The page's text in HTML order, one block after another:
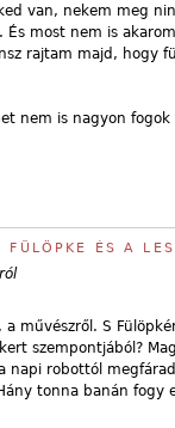
van, nekem meg
most nem is
rajtam majd, hogy
nem is nagyon
ÉS A
a művészről. S
szempontjából?
napi robottól
tonna banán fogy